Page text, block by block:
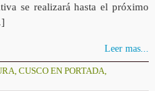
se realizará hasta el próximo
Leer mas...
, CUSCO EN PORTADA,